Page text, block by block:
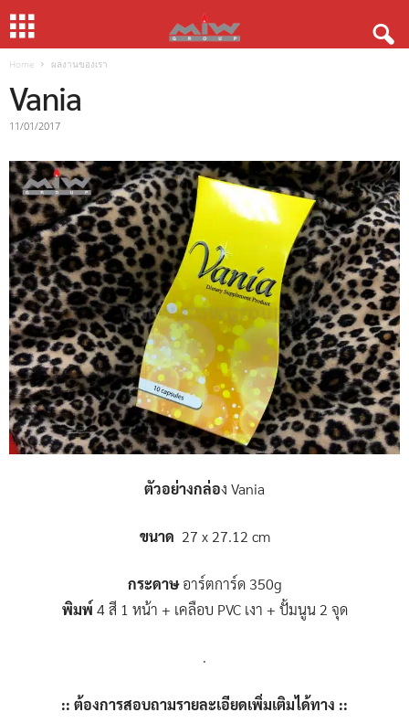
Home ผลงานของเรา
Vania
11/01/2017
ตัวอย่างกล่อง Vania
ขนาด 27 x 27.12 cm
กระดาษอาร์ตการ์ด 350g
พิมพ์ 4 สี 1 หน้า + เคลือบ PVC เงา + ปั้มนูน 2 จุด
.
:: ต้องการสอบถามรายละเอียดเพิ่มเติมได้ทาง ::